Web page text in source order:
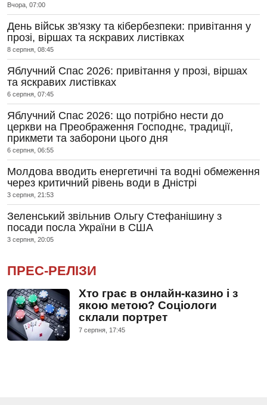
Вчора, 07:00
День військ зв'язку та кібербезпеки: привітання у
прозі, віршах та яскравих листівках
8 серпня, 08:45
Яблучний Спас 2026: привітання у прозі, віршах
та яскравих листівках
6 серпня, 07:45
Яблучний Спас 2026: що потрібно нести до
церкви на Преображення Господнє, традиції,
прикмети та заборони цього дня
6 серпня, 06:55
Молдова вводить енергетичні та водні обмеження
через критичний рівень води в Дністрі
3 серпня, 21:53
Зеленський звільнив Ольгу Стефанішину з
посади посла України в США
3 серпня, 20:05
ПРЕС-РЕЛІЗИ
Хто грає в онлайн-казино і з
якою метою? Соціологи
склали портрет
7 серпня, 17:45